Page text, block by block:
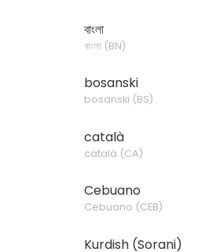
বাংলা
বাংলা (BN)
bosanski
bosanski (BS)
català
català (CA)
Cebuano
Cebuano (CEB)
Kurdish (Sorani)